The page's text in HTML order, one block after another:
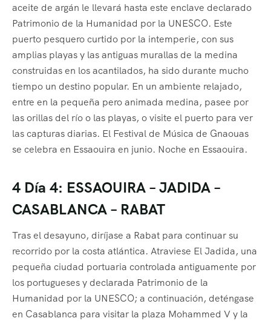
aceite de argán le llevará hasta este enclave declarado
Patrimonio de la Humanidad por la UNESCO. Este
puerto pesquero curtido por la intemperie, con sus
amplias playas y las antiguas murallas de la medina
construidas en los acantilados, ha sido durante mucho
tiempo un destino popular. En un ambiente relajado,
entre en la pequeña pero animada medina, pasee por
las orillas del río o las playas, o visite el puerto para ver
las capturas diarias. El Festival de Música de Gnaouas
se celebra en Essaouira en junio. Noche en Essaouira.
4 Día 4: ESSAOUIRA – JADIDA –
CASABLANCA – RABAT
Tras el desayuno, diríjase a Rabat para continuar su
recorrido por la costa atlántica. Atraviese El Jadida, una
pequeña ciudad portuaria controlada antiguamente por
los portugueses y declarada Patrimonio de la
Humanidad por la UNESCO; a continuación, deténgase
en Casablanca para visitar la plaza Mohammed V y la